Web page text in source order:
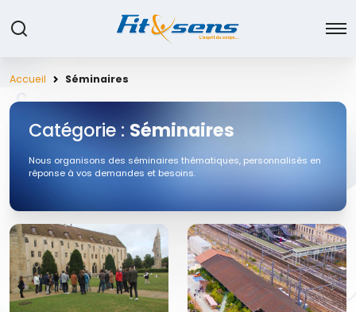
Accueil Séminaires
Catégorie :Séminaires
Nous organisons des séminaires thématiques, personnalisés en
réponse à vos demandes et besoins.